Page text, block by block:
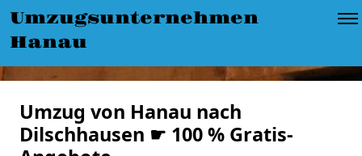
Umzugsunternehmen
Hanau
Umzug von Hanau nach
Dilschhausen ☛ 100 % Gratis-